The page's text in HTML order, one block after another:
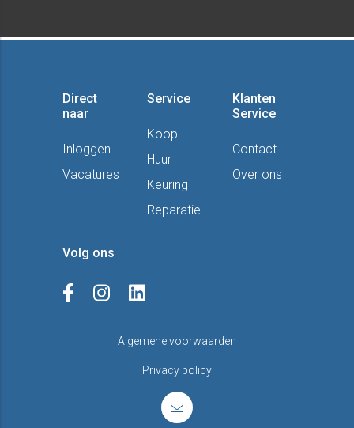
Direct
naar
Inloggen
Vacatures
Service
Koop
Huur
Keuring
Reparatie
Klanten
Service
Contact
Over ons
Volg ons
Algemene voorwaarden
Privacy policy